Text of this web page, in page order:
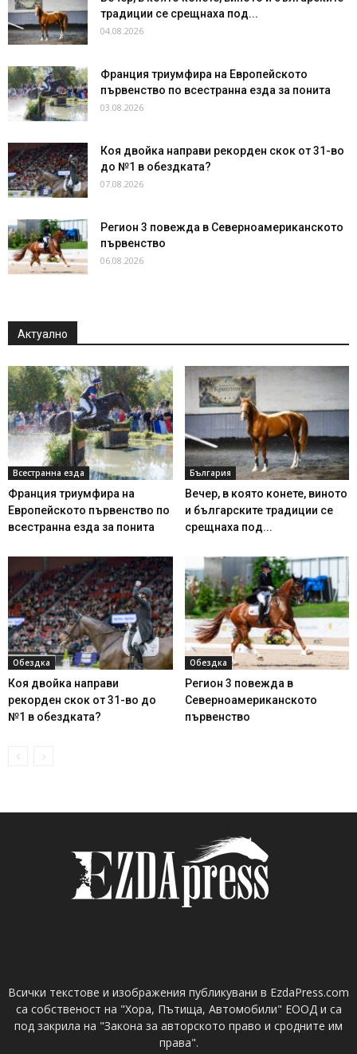
традиции се срещнаха под...
04.08.2026
Франция триумфира на Европейското
първенство по всестранна езда за понита
03.08.2026
Коя двойка направи рекорден скок от 31-во
до №1 в обездката?
07.08.2026
Регион 3 повежда в Северноамериканското
първенство
06.08.2026
Актуално
Всестранна езда
Франция триумфира на
Европейското първенство по
всестранна езда за понита
България
Вечер, в която конете, виното
и българските традиции се
срещнаха под...
Обездка
Коя двойка направи
рекорден скок от 31-во до
№1 в обездката?
Обездка
Регион 3 повежда в
Северноамериканското
първенство
Всички текстове и изображения публикувани в EzdaPress.com
са собственост на "Хора, Пътища, Автомобили" ЕООД и са
под закрила на "Закона за авторското право и сродните им
права".